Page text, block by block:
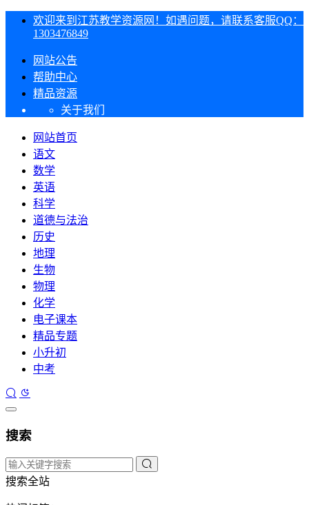
欢迎来到江苏教学资源网！如遇问题，请联系客服QQ：
1303476849
网站公告
帮助中心
精品资源
关于我们
网站首页
语文
数学
英语
科学
道德与法治
历史
地理
生物
物理
化学
电子课本
精品专题
小升初
中考
搜索
搜索全站